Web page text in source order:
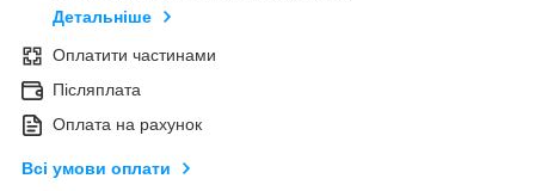
Детальніше
Оплатити частинами
Післяплата
Оплата на рахунок
Всі умови оплати